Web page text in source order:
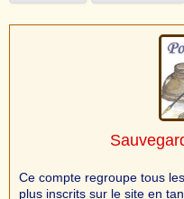
Ce compte regroupe tous
plus inscrits sur le site en